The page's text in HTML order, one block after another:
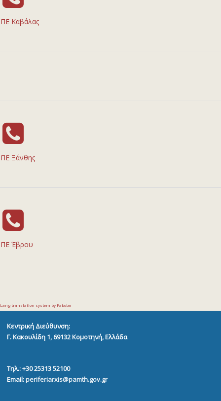
ΠΕ Καβάλας
ΠΕ Ξάνθης
ΠΕ Έβρου
translation system by Faboba
Κεντρική Διεύθυνση:
Γ. Κακουλίδη 1, 69132Κομοτηνή, Ελλάδα
Τηλ.: +30 25313 52100
Email:periferiarxis@pamth.gov.gr